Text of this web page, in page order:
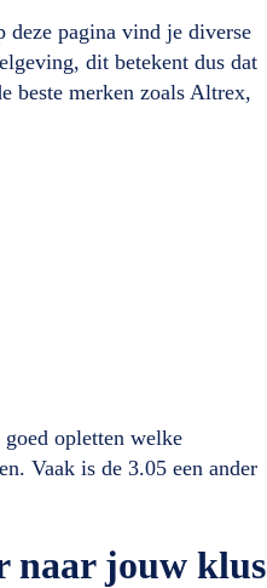
pagina vind je diverse
dit betekent dus dat
beste merken zoals Altrex,
opletten welke
Vaak is de 3.05 een ander
naar jouw klus